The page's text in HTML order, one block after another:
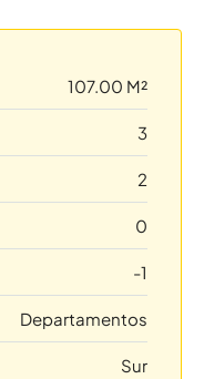
107.00 M²
3
2
0
-1
Departamentos
Sur